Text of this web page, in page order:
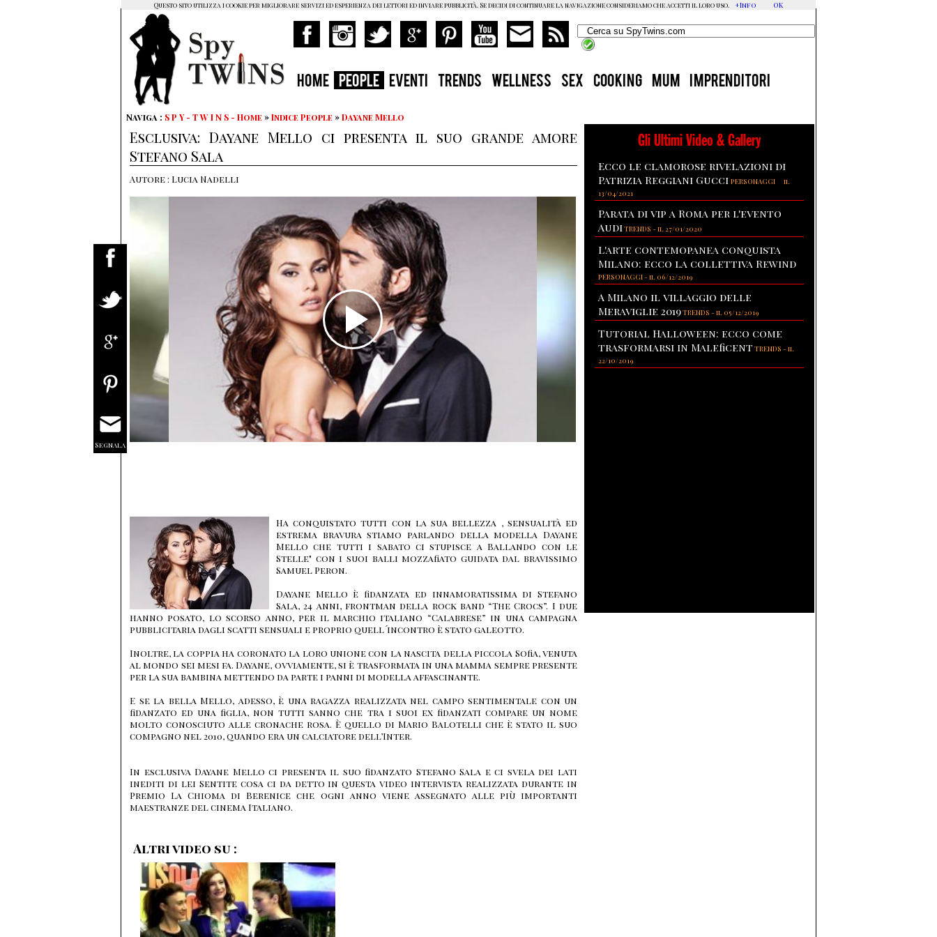
HOME PEOPLE EVENTI TRENDS WELLNESS SEX COOKING MUM IMPRENDITORI
Naviga : S P Y - T W I N S - Home »Indice People »Dayane Mello
Esclusiva: Dayane Mello ci presenta il suo grande amore
Stefano Sala
Autore : Lucia Nadelli
Ha conquistato tutti con la sua bellezza , sensualità ed
estrema bravura stiamo parlando della modella Dayane
Mello che tutti i sabato ci stupisce a Ballando con le
Stelle" con i suoi balli mozzafiato guidata dal bravissimo
Samuel Peron.
Dayane Mello è fidanzata ed innamoratissima di Stefano
Sala, 24 anni, frontman della rock band “The Crocs”. I due
hanno posato, lo scorso anno, per il marchio italiano “Calabrese” in una campagna
pubblicitaria dagli scatti sensuali e proprio quell´incontro è stato galeotto.
Inoltre, la coppia ha coronato la loro unione con la nascita della piccola Sofia, venuta
al mondo sei mesi fa. Dayane, ovviamente, si è trasformata in una mamma sempre presente
per la sua bambina mettendo da parte i panni di modella affascinante.
E se la bella Mello, adesso, è una ragazza realizzata nel campo sentimentale con un
fidanzato ed una figlia, non tutti sanno che tra i suoi ex fidanzati compare un nome
molto conosciuto alle cronache rosa. È quello di Mario Balotelli che è stato il suo
compagno nel 2010, quando era un calciatore dell’Inter.
In esclusiva Dayane Mello ci presenta il suo fidanzato Stefano Sala e ci svela dei lati
inediti di lei Sentite cosa ci da detto in questa video intervista realizzata durante in
Premio La Chioma di Berenice che ogni anno viene assegnato alle più importanti
maestranze del cinema Italiano.
Altri video su :
Segnala
Gli Ultimi Video & Gallery
Ecco le clamorose rivelazioni di
Patrizia Reggiani Gucci PERSONAGGI
il
13/04/2021
Parata di vip a Roma per l'evento
AudiTRENDS -il 27/01/2020
L'arte contemopanea conquista
Milano: ecco la collettiva Rewind
PERSONAGGI-il 06/12/2019
A Milano il villaggio delle
Meraviglie 2019TRENDS -il 05/12/2019
Tutorial Halloween: ecco come
trasformarsi in Maleficent TRENDS -il
22/10/2019
Questo sito utilizza i cookie per migliorare servizi ed esperienza dei lettori ed inviare pubblicità. Se decidi di continuare la navigazione consideriamo che accetti il loro uso. +Info OK